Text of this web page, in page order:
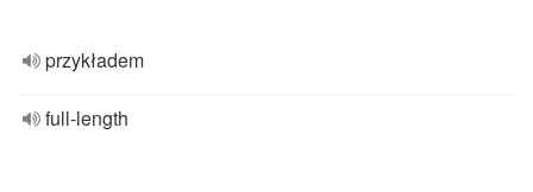
przykładem
full-length